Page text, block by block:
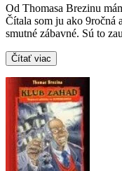
Od Thomasa Brezinu
Čítala som ju ako 9ročná
smutné zábavné. Sú to
Čítať viac